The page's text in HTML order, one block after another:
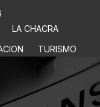
LA CHACRA
TURISMO